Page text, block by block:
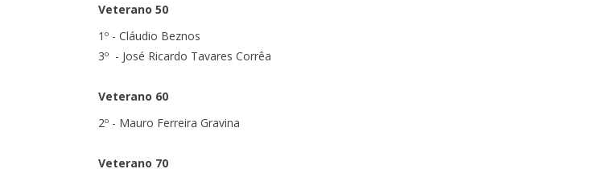
Veterano 50
1º - Cláudio Beznos
3º - José Ricardo Tavares Corrêa
Veterano 60
2º - Mauro Ferreira Gravina
Veterano 70